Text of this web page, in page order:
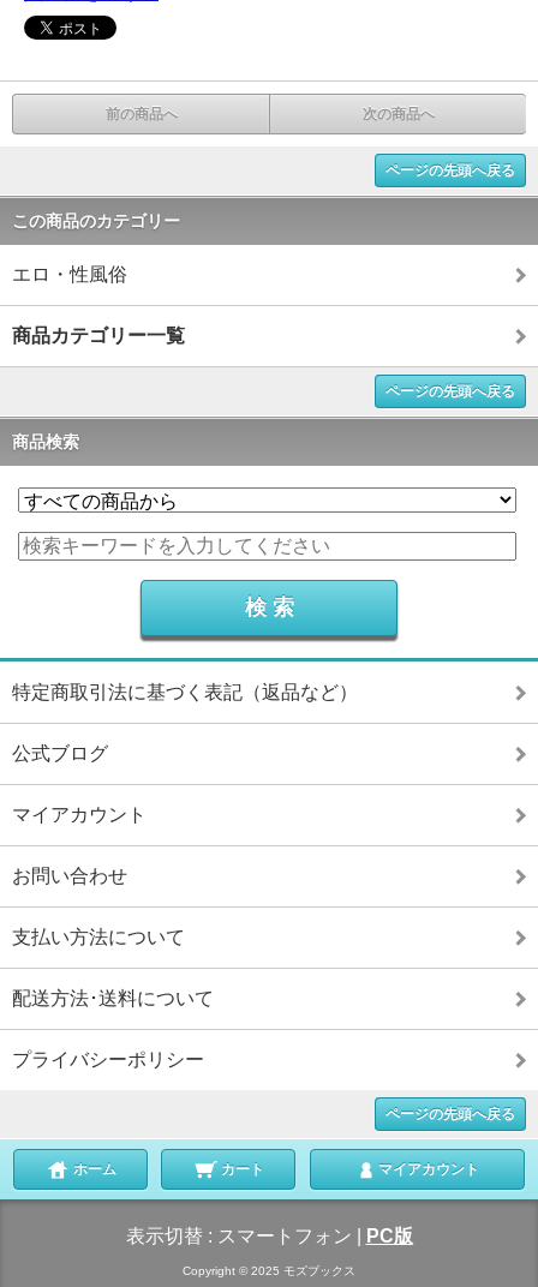
前の商品へ 次の商品へ
ページの先頭へ戻る
この商品のカテゴリー
エロ・性風俗
商品カテゴリー一覧
ページの先頭へ戻る
商品検索
特定商取引法に基づく表記（返品など）
公式ブログ
マイアカウント
お問い合わせ
支払い方法について
配送方法･送料について
プライバシーポリシー
ページの先頭へ戻る
ホーム カート マイアカウント
表示切替 : スマートフォン PC版
Copyright © 2025 モズブックス